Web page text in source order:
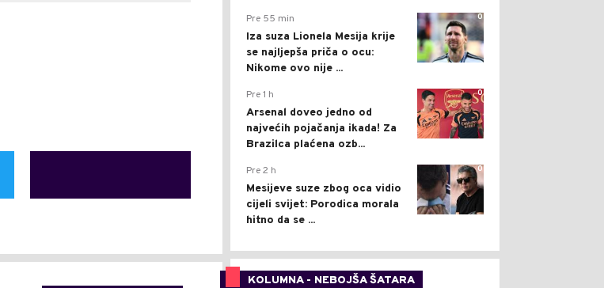
0
Pre 55 min
Iza suza Lionela Mesija krije
se najljepša priča o ocu:
Nikome ovo nije ...
0
Pre 1 h
Arsenal doveo jedno od
najvećih pojačanja ikada! Za
Brazilca plaćena ozb...
0
Pre 2 h
Mesijeve suze zbog oca vidio
cijeli svijet: Porodica morala
hitno da se ...
KOLUMNA - NEBOJŠA ŠATARA